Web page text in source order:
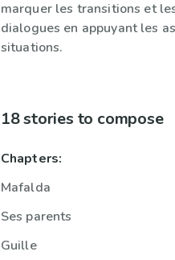
marquer les transitions et
dialogues en appuyant les
situations.
18 stories to compose
Chapters:
Mafalda
Ses parents
Guille